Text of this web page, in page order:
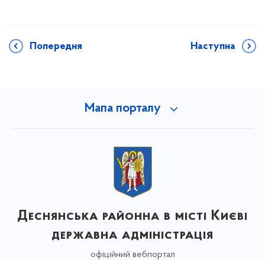
Попередня Наступна
Мапа порталу
Деснянська районна в місті Києві
державна адміністрація
офіційний вебпортал